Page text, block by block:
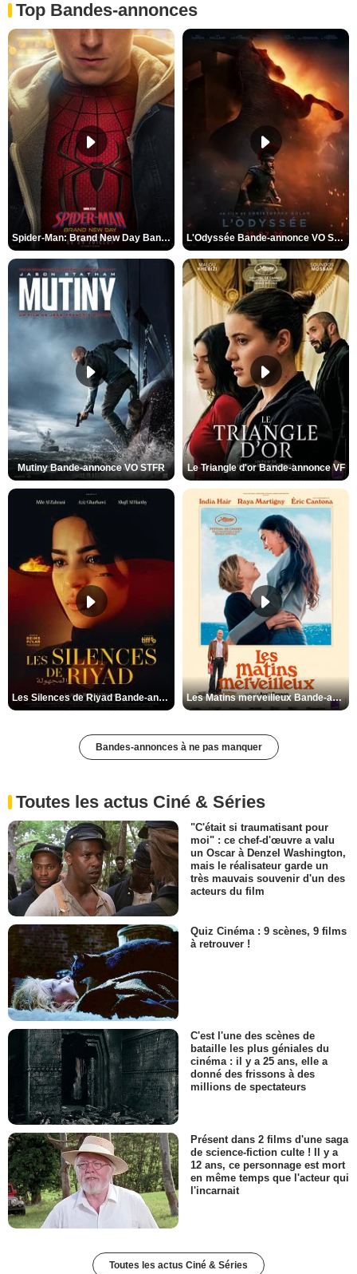
Top Bandes-annonces
Spider-Man: Brand New Day Bande-annonce VO STFR L'Odyssée Bande-annonce VO STFR
Mutiny Bande-annonce VO STFR Le Triangle d'or Bande-annonce VF
Les Silences de Riyad Bande-annonce VO STFR Les Matins merveilleux Bande-annonce VF
Bandes-annonces à ne pas manquer
Toutes les actus Ciné & Séries
"C'était si traumatisant pour
moi" : ce chef-d'œuvre a valu
un Oscar à Denzel Washington,
mais le réalisateur garde un
très mauvais souvenir d'un des
acteurs du film
Quiz Cinéma : 9 scènes, 9 films
à retrouver !
C'est l'une des scènes de
bataille les plus géniales du
cinéma : il y a 25 ans, elle a
donné des frissons à des
millions de spectateurs
Présent dans 2 films d'une saga
de science-fiction culte ! Il y a
12 ans, ce personnage est mort
en même temps que l'acteur qui
l'incarnait
Toutes les actus Ciné & Séries